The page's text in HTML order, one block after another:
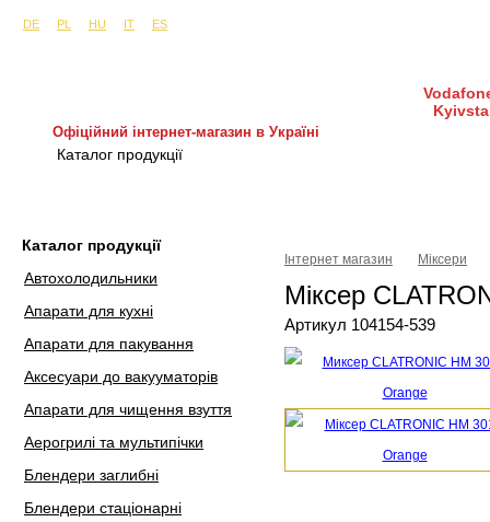
DE
PL HU IT ES
Офіційний інтернет-магазин в Україні
Каталог продукції
Каталог продукції
Автохолодильники
Апарати для кухні
Апарати для пакування
Аксесуари до вакууматорів
Апарати для чищення взуття
Аерогрилі та мультипічки
Блендери заглибні
Блендери стаціонарні
Інтернет магазин Міксери
Міксер
Артикул 104154-539